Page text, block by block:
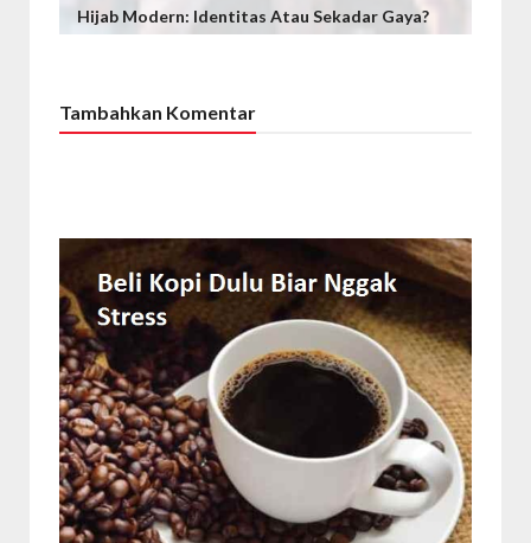
Hijab Modern: Identitas Atau Sekadar Gaya?
Tambahkan Komentar